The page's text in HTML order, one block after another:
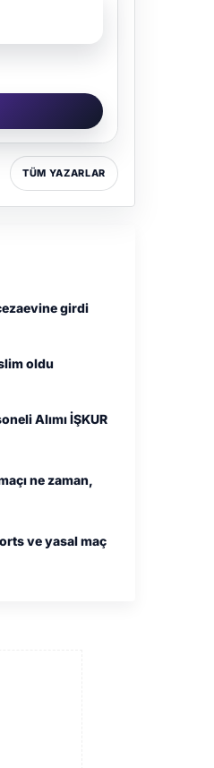
TÜM YAZARLAR
girdi
oldu
Alımı İŞKUR
ne zaman,
ve yasal maç